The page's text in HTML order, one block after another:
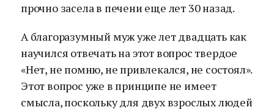
прочно засела в печени еще лет 30 назад.
А благоразумный муж уже лет двадцать как
научился отвечать на этот вопрос твердое
«Нет, не помню, не привлекался, не состоял».
Этот вопрос уже в принципе не имеет
смысла, поскольку для двух взрослых людей